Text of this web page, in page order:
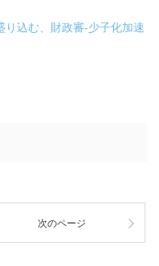
り込む、財政審-少子化加速
次のページ